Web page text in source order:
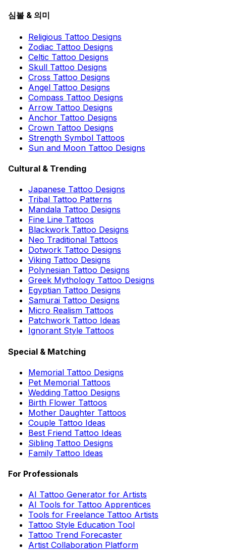
심볼 & 의미
Religious Tattoo Designs
Zodiac Tattoo Designs
Celtic Tattoo Designs
Skull Tattoo Designs
Cross Tattoo Designs
Angel Tattoo Designs
Compass Tattoo Designs
Arrow Tattoo Designs
Anchor Tattoo Designs
Crown Tattoo Designs
Strength Symbol Tattoos
Sun and Moon Tattoo Designs
Cultural & Trending
Japanese Tattoo Designs
Tribal Tattoo Patterns
Mandala Tattoo Designs
Fine Line Tattoos
Blackwork Tattoo Designs
Neo Traditional Tattoos
Dotwork Tattoo Designs
Viking Tattoo Designs
Polynesian Tattoo Designs
Greek Mythology Tattoo Designs
Egyptian Tattoo Designs
Samurai Tattoo Designs
Micro Realism Tattoos
Patchwork Tattoo Ideas
Ignorant Style Tattoos
Special & Matching
Memorial Tattoo Designs
Pet Memorial Tattoos
Wedding Tattoo Designs
Birth Flower Tattoos
Mother Daughter Tattoos
Couple Tattoo Ideas
Best Friend Tattoo Ideas
Sibling Tattoo Designs
Family Tattoo Ideas
For Professionals
AI Tattoo Generator for Artists
AI Tools for Tattoo Apprentices
Tools for Freelance Tattoo Artists
Tattoo Style Education Tool
Tattoo Trend Forecaster
Artist Collaboration Platform